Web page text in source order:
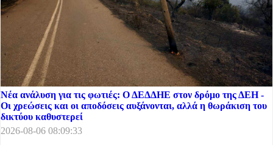
Νέα ανάλυση για τις φωτιές: Ο ΔΕΔΔΗΕ στον δρόμο της ΔΕΗ -
Οι χρεώσεις και οι αποδόσεις αυξάνονται, αλλά η θωράκιση του
δικτύου καθυστερεί
2026-08-06 08:09:33